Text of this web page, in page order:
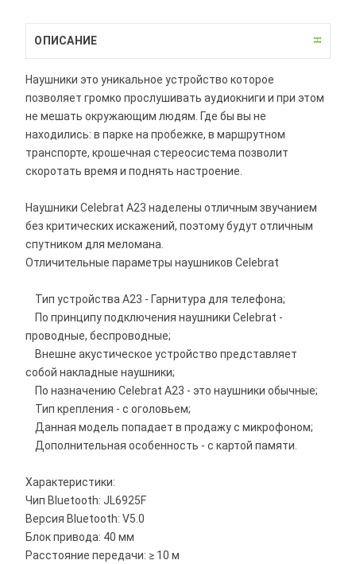
ОПИСАНИЕ
Наушники это уникальное устройство которое
позволяет громко прослушивать аудиокниги и при этом
не мешать окружающим людям. Где бы вы не
находились: в парке на пробежке, в маршрутном
транспорте, крошечная стереосистема позволит
скоротать время и поднять настроение.
Наушники Celebrat A23 наделены отличным звучанием
без критических искажений, поэтому будут отличным
спутником для меломана.
Отличительные параметры наушников Celebrat
Тип устройства A23 - Гарнитура для телефона;
По принципу подключения наушники Celebrat -
проводные, беспроводные;
Внешне акустическое устройство представляет
собой накладные наушники;
По назначению Celebrat A23 - это наушники обычные;
Тип крепления - с оголовьем;
Данная модель попадает в продажу с микрофоном;
Дополнительная особенность - с картой памяти.
Характеристики:
Чип Bluetooth: JL6925F
Версия Bluetooth: V5.0
Блок привода: 40 мм
Расстояние передачи: ≥ 10 м